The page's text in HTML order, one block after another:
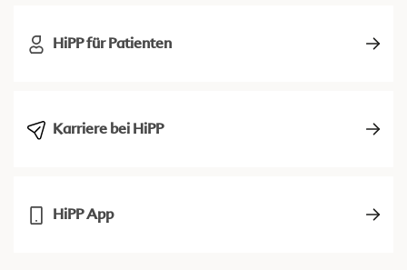
HiPP für Patienten
Karriere bei HiPP
HiPP App